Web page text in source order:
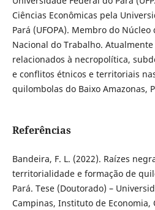
Ciências Econômicas pela
Pará (UFOPA). Membro do
Nacional do Trabalho.
relacionados à necropolítica,
e conflitos étnicos e territoriais
quilombolas do Baixo Amazonas,
Referências
Bandeira, F. L. (2022). Raízes
territorialidade e formação de
Pará. Tese (Doutorado) –
Campinas, Instituto de Economia,